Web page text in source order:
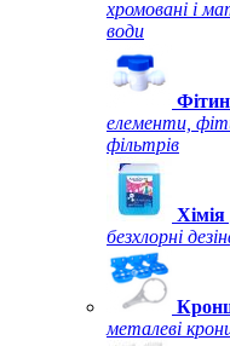
хромовані і
води
елементи,
фільтрів
Хімія
безхлорні
металеві